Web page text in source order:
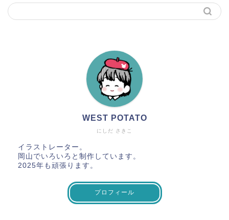
にしだ さきこ
WEST POTATO
イラストレーター。
岡山でいろいろと制作しています。
2025年も頑張ります。
プロフィール